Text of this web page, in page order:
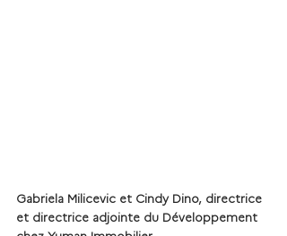
Gabriela Milicevic et Cindy Dino, directrice
et directrice adjointe du Développement